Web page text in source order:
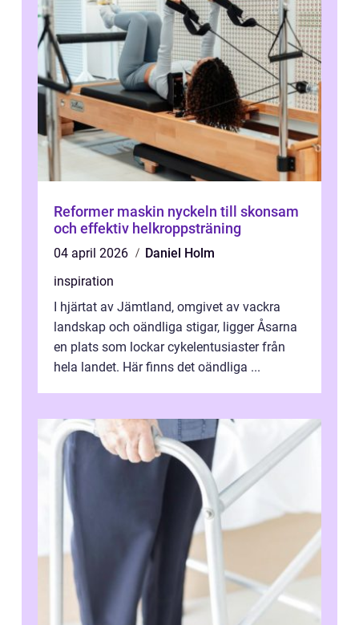
Reformer maskin nyckeln till skonsam
och effektiv helkroppsträning
04 april 2026
Daniel Holm
inspiration
I hjärtat av Jämtland, omgivet av vackra
landskap och oändliga stigar, ligger Åsarna
en plats som lockar cykelentusiaster från
hela landet. Här finns det oändliga ...